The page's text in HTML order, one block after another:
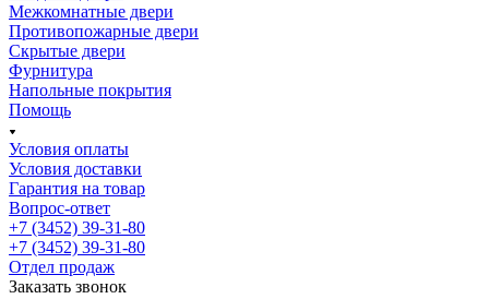
Межкомнатные двери
Противопожарные двери
Скрытые двери
Фурнитура
Напольные покрытия
Помощь
Условия оплаты
Условия доставки
Гарантия на товар
Вопрос-ответ
+7 (3452) 39-31-80
+7 (3452) 39-31-80
Отдел продаж
Заказать звонок